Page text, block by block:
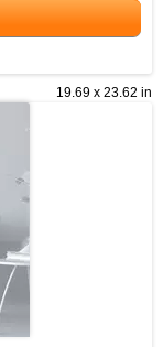
19.69 x 23.62 in